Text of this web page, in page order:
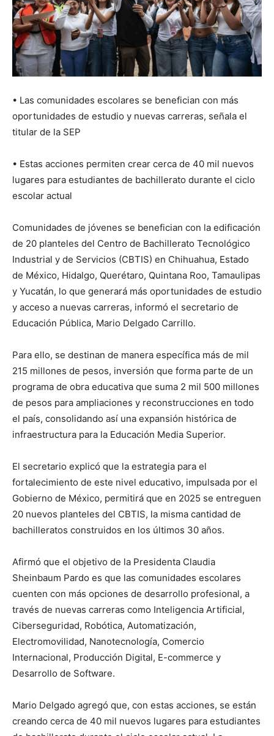
• Las comunidades escolares se benefician con más
oportunidades de estudio y nuevas carreras, señala el
titular de la SEP
• Estas acciones permiten crear cerca de 40 mil nuevos
lugares para estudiantes de bachillerato durante el ciclo
escolar actual
Comunidades de jóvenes se benefician con la edificación
de 20 planteles del Centro de Bachillerato Tecnológico
Industrial y de Servicios (CBTIS) en Chihuahua, Estado
de México, Hidalgo, Querétaro, Quintana Roo, Tamaulipas
y Yucatán, lo que generará más oportunidades de estudio
y acceso a nuevas carreras, informó el secretario de
Educación Pública, Mario Delgado Carrillo.
Para ello, se destinan de manera específica más de mil
215 millones de pesos, inversión que forma parte de un
programa de obra educativa que suma 2 mil 500 millones
de pesos para ampliaciones y reconstrucciones en todo
el país, consolidando así una expansión histórica de
infraestructura para la Educación Media Superior.
El secretario explicó que la estrategia para el
fortalecimiento de este nivel educativo, impulsada por el
Gobierno de México, permitirá que en 2025 se entreguen
20 nuevos planteles del CBTIS, la misma cantidad de
bachilleratos construidos en los últimos 30 años.
Afirmó que el objetivo de la Presidenta Claudia
Sheinbaum Pardo es que las comunidades escolares
cuenten con más opciones de desarrollo profesional, a
través de nuevas carreras como Inteligencia Artificial,
Ciberseguridad, Robótica, Automatización,
Electromovilidad, Nanotecnología, Comercio
Internacional, Producción Digital, E-commerce y
Desarrollo de Software.
Mario Delgado agregó que, con estas acciones, se están
creando cerca de 40 mil nuevos lugares para estudiantes